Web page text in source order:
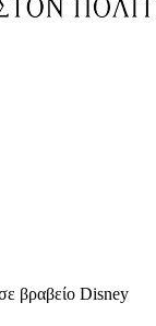
βραβείο Disney